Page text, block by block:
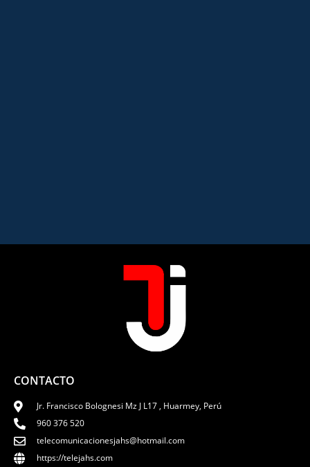
CONTACTO
Jr. Francisco Bolognesi Mz J L17 , Huarmey, Perú
960 376 520
telecomunicacionesjahs@hotmail.com
https://telejahs.com